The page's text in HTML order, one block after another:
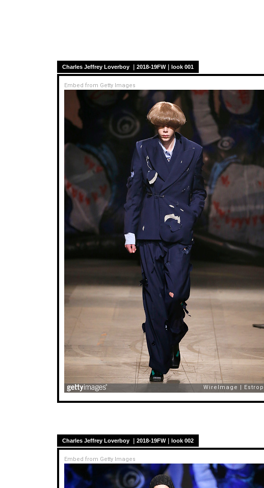
Charles Jeffrey Loverboy ｜2018-19FW｜look 001
Embed from Getty Images
Charles Jeffrey Loverboy ｜2018-19FW｜look 002
Embed from Getty Images